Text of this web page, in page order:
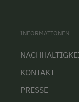
INFORMATIONEN
KONTAKT
PRESSE